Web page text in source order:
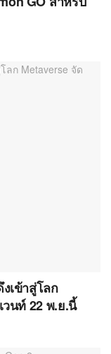
เข้าสู่โลก
วนท์ 22 พ.ย.นี้